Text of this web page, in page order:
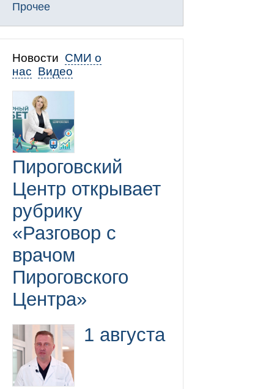
Прочее
Новости СМИ о
нас Видео
Пироговский
Центр открывает
рубрику
«Разговор с
врачом
Пироговского
Центра»
1 августа